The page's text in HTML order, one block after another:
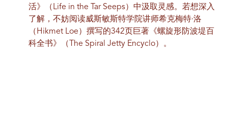
活》（Life in the Tar Seeps）中汲取灵感。若想深入
了解，不妨阅读威斯敏斯特学院讲师希克梅特·洛
（Hikmet Loe）撰写的342页巨著《螺旋形防波堤百
科全书》（The Spiral Jetty Encyclo）。